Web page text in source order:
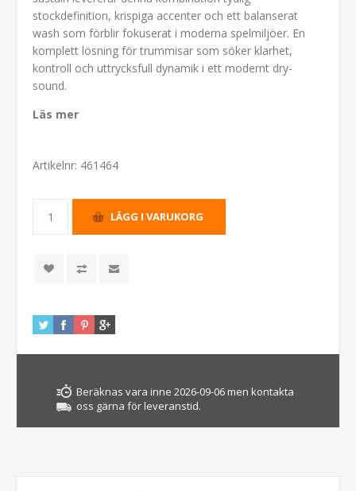
stockdefinition, krispiga accenter och ett balanserat
wash som förblir fokuserat i moderna spelmiljöer. En
komplett lösning för trummisar som söker klarhet,
kontroll och uttrycksfull dynamik i ett modernt dry-
sound.
Läs mer
Artikelnr: 461464
Beräknas vara inne 2026-09-06 men kontakta
oss gärna för leveranstid.